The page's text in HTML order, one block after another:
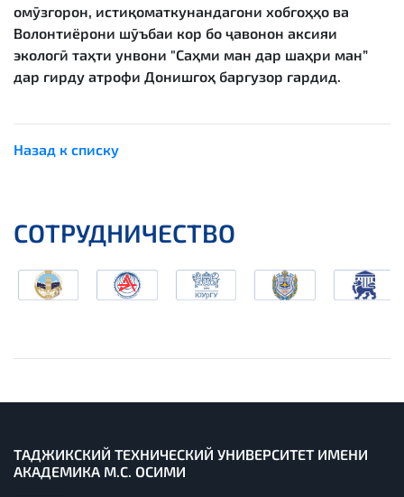
омӯзгорон, истиқоматкунандагони хобгоҳҳо ва
Волонтиёрони шӯъбаи кор бо ҷавонон аксияи
экологӣ таҳти унвони "Саҳми ман дар шаҳри ман”
дар гирду атрофи Донишгоҳ баргузор гардид.
Назад к списку
СОТРУДНИЧЕСТВО
ТАДЖИКСКИЙ ТЕХНИЧЕСКИЙ УНИВЕРСИТЕТ ИМЕНИ
АКАДЕМИКА М.С. ОСИМИ